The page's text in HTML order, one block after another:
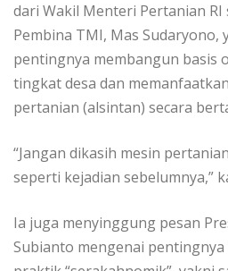
dari Wakil Menteri Pertanian RI
Pembina TMI, Mas Sudaryono,
pentingnya membangun basis
tingkat desa dan
pertanian (alsintan) secara
“Jangan dikasih mesin
seperti kejadian sebelumnya,”
Ia juga menyinggung pesan
Subianto mengenai